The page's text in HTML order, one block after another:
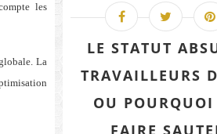
les
La
LE STATUT
TRAVAILLEURS
OU
FAIRE